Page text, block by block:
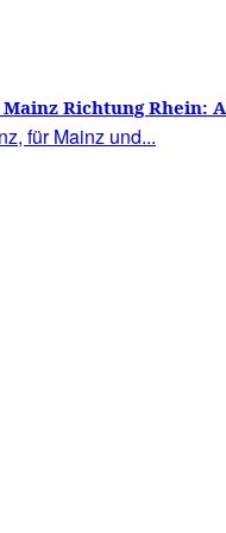
Richtung Rhein:
– Haben die Mainzer